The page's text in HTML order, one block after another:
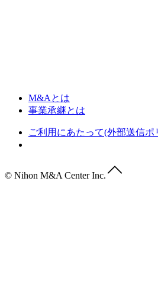
M&Aとは
事業承継とは
ご利用にあたって(外部送信ポ
© Nihon M&A Center Inc.